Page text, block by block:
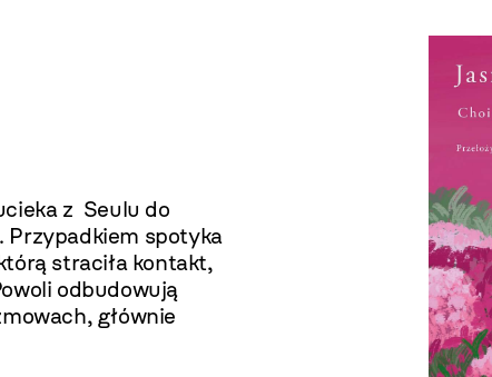
z Seulu do
Przypadkiem spotyka
straciła kontakt,
odbudowują
głównie